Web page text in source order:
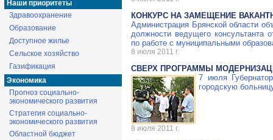
Наши приоритеты
Здравоохранение
Образование
Доступное жилье
Сельское хозяйство
Газификация
Экономика
Прогноз социально-
экономического развития
Стратегия социально-
экономического развития
Областной бюджет
КОНКУРС НА ЗАМЕЩЕНИЕ
Администрация Брянской области
должности ведущего консультанта
по работе с муниципальными
8 июля 2011 г.
СВЕРХ ПРОГРАММЫ
7 июля
городскую
8 июля 2011 г.